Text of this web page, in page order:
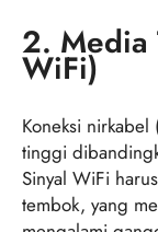
2. Media
WiFi)
Koneksi
tinggi
Sinyal WiFi
tembok, yang